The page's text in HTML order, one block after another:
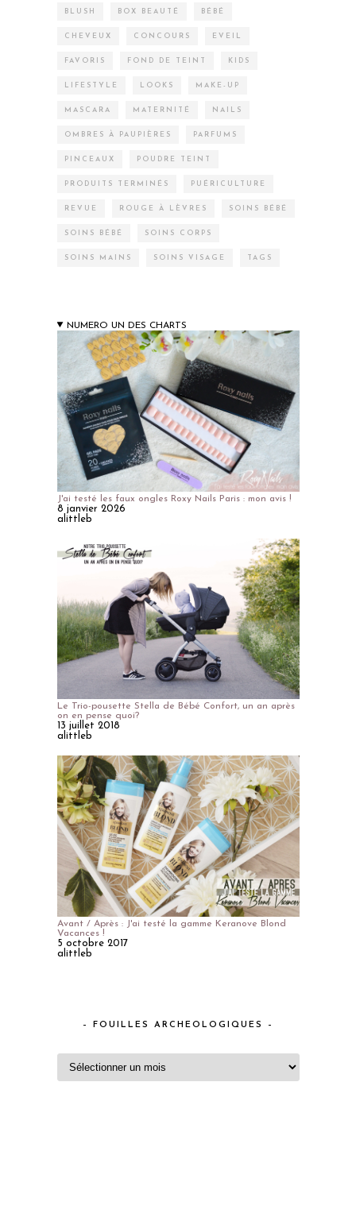
BLUSH BOX BEAUTÉ BÉBÉ
CHEVEUX CONCOURS EVEIL
FAVORIS FOND DE TEINT KIDS
LIFESTYLE LOOKS MAKE-UP
MASCARA MATERNITÉ NAILS
OMBRES À PAUPIÈRES PARFUMS
PINCEAUX POUDRE TEINT
PRODUITS TERMINÉS PUÉRICULTURE
REVUE ROUGE À LÈVRES SOINS BÉBÉ
SOINS BÉBÉ SOINS CORPS
SOINS MAINS SOINS VISAGE TAGS
NUMERO UN DES CHARTS
J'ai testé les faux ongles Roxy Nails Paris : mon avis !
8 janvier 2026
alittleb
Le Trio-pousette Stella de Bébé Confort, un an après
on en pense quoi?
13 juillet 2018
alittleb
Avant / Après : J'ai testé la gamme Keranove Blond
Vacances !
5 octobre 2017
alittleb
– FOUILLES ARCHEOLOGIQUES –